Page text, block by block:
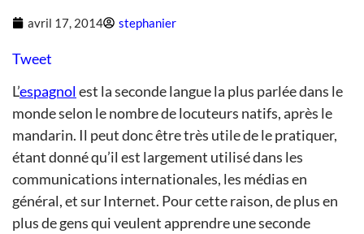
avril 17, 2014 stephanier
Tweet
L’espagnolest la seconde langue la plus parlée dans le
monde selon le nombre de locuteurs natifs, après le
mandarin. Il peut donc être très utile de le pratiquer,
étant donné qu’il est largement utilisé dans les
communications internationales, les médias en
général, et sur ​​Internet. Pour cette raison, de plus en
plus de gens qui veulent apprendre une seconde